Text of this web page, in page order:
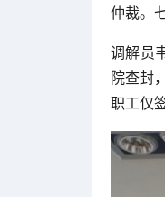
仲裁。
调解员
院查封
职工仅